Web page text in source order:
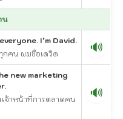
น
I’m David.
กคน ผมชื่อเดวิด
🔊
new marketing
จ้าหน้าที่การตลาดคน
🔊